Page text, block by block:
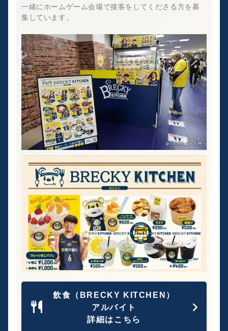
一緒にホームゲーム会場で接客をしてくださる方を募
集しています。
飲食（BRECKY KITCHEN）
アルバイト
詳細はこちら